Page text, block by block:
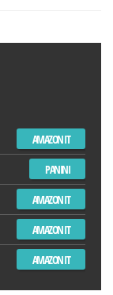
AMAZON IT
PANINI
AMAZON IT
AMAZON IT
AMAZON IT